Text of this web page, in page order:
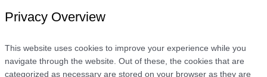
Privacy Overview
This website uses cookies to improve your experience while you
navigate through the website. Out of these, the cookies that are
categorized as necessary are stored on your browser as they are